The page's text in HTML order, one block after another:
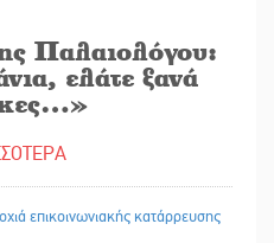
Παλαιολόγου:
ελάτε ξανά